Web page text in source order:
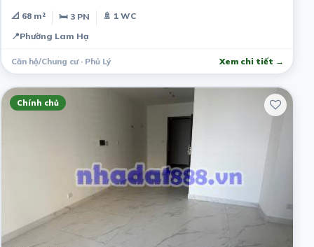
📐 68 m² 🛏 3 PN
🚿 1 WC
📍Phường Lam Hạ
Căn hộ/Chung cư · Phủ Lý Xem chi tiết →
Chính chủ